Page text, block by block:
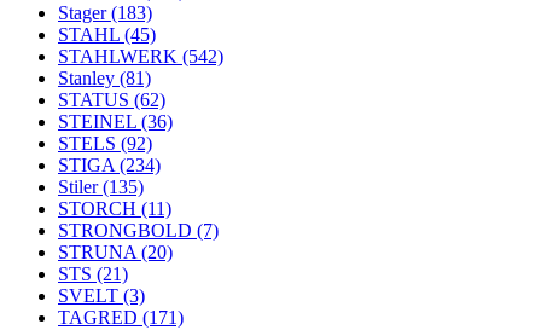
Stager(183)
STAHL (45)
STAHLWERK (542)
Stanley (81)
STATUS (62)
STEINEL (36)
STELS (92)
STIGA (234)
Stiler(135)
STORCH (11)
STRONGBOLD (7)
STRUNA (20)
STS (21)
SVELT (3)
TAGRED (171)